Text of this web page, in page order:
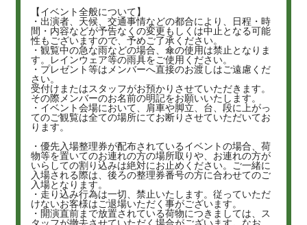
【イベント全般について】
・出演者、天候、交通事情などの都合により、日程・時
間・内容などが予告なくの変更もしくは中止となる可能
性もございますので、予めご了承ください。
・観覧中の急な雨などの場合、傘の使用は禁止となりま
す。レインウェア等の雨具をご使用ください。
・プレゼント等はメンバーへ直接のお渡しはご遠慮くだ
さい。
受付けまたはスタッフがお預かりさせていただきます。
その際メンバーのお名前の明記をお願いいたします。
・イベント会場において、肩車や脚立、台、段に上がっ
てのご観覧は全ての場所にてお断りさせていただいてお
ります。
・優先入場整理券が配布されているイベントの場合、荷
物等を置いてのお連れの方の場所取りや、お連れの方が
いらしての割り込みは絶対にお止めください。ご一緒に
入場される際は、後ろの整理券番号の方に合わせてのご
入場となります。
・走り込み行為は一切、禁止いたします。従っていただ
けないお客様はご退場いただく事がございます。
・開演直前まで放置されている荷物につきましては、ス
タッフが撤去させていただく場合がございます。なお、